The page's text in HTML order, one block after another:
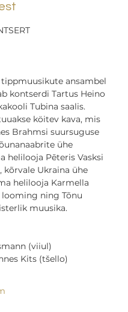
ansambel
kontserdi Tartus Heino
Tubina saalis.
köitev kava, mis
Brahmsi suursuguse
ühe
helilooja Pēteris Vasksi
Ukraina ühe
helilooja Karmella
looming ning Tõnu
muusika.
(viiul)
Kits (tšello)